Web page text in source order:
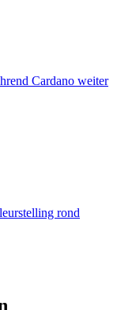
Cardano weiter
rond